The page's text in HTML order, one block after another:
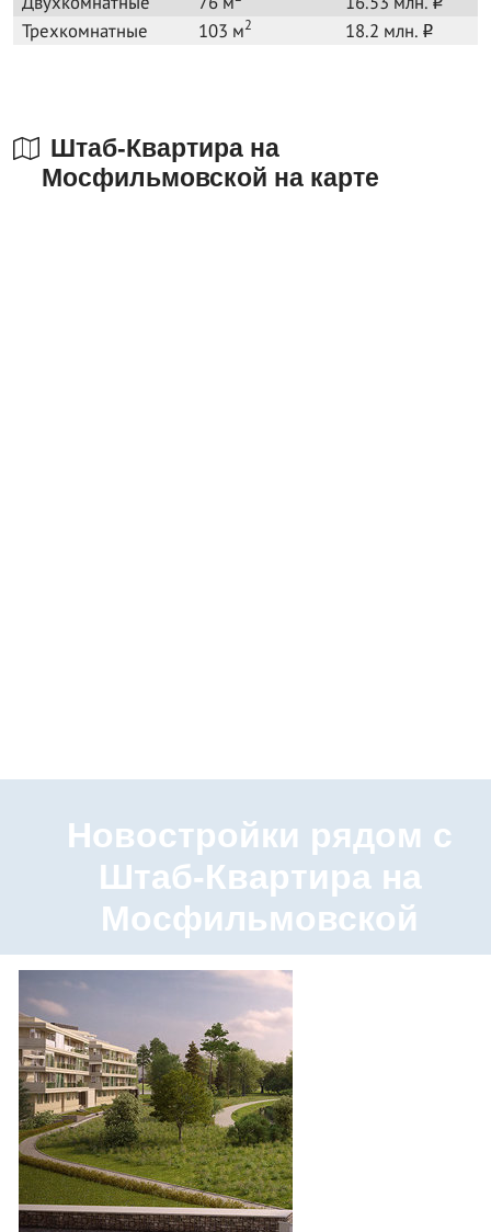
Трехкомнатные 103 м2 18.2 млн. o
Штаб-Квартира на
Мосфильмовской на карте
Новостройки рядом с
Штаб-Квартира на
Мосфильмовской